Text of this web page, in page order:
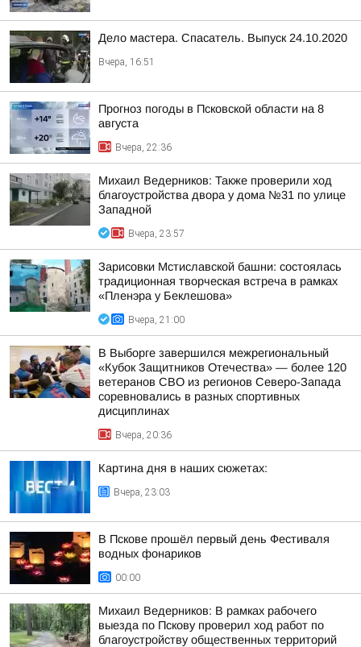
Дело мастера. Спасатель. Выпуск 24.10.2020
Вчера, 16:51
Прогноз погоды в Псковской области на 8
августа
Вчера, 22:36
Михаил Ведерников: Также проверили ход
благоустройства двора у дома №31 по улице
Западной
Вчера, 23:57
Зарисовки Мстиславской башни: состоялась
традиционная творческая встреча в рамках
«Пленэра у Беклешова»
Вчера, 21:00
В Выборге завершился межрегиональный
«Кубок Защитников Отечества» — более 120
ветеранов СВО из регионов Северо-Запада
соревновались в разных спортивных
дисциплинах
Вчера, 20:36
Картина дня в наших сюжетах:
Вчера, 23:03
В Пскове прошёл первый день Фестиваля
водных фонариков
00:00
Михаил Ведерников: В рамках рабочего
выезда по Пскову проверил ход работ по
благоустройству общественных территорий